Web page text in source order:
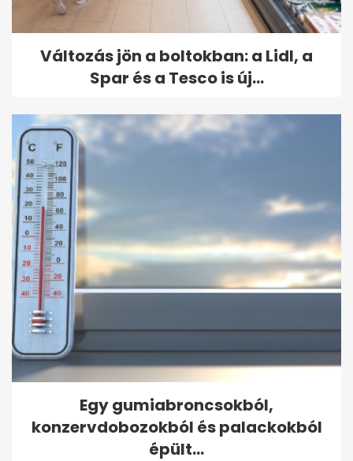
Változás jön a boltokban: a Lidl, a
Spar és a Tesco is új...
Egy gumiabroncsokból,
konzervdobozokból és palackokból
épült...